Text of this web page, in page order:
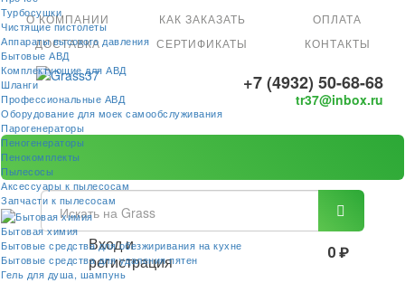
О КОМПАНИИ КАК ЗАКАЗАТЬ
ОПЛАТА
ДОСТАВКА
СЕРТИФИКАТЫ КОНТАКТЫ
+7 (4932) 50-68-68
tr37@inbox.ru
Турбосушки
Чистящие пистолеты
Аппараты высокого давления
Бытовые АВД
Комплектующие для АВД
Шланги
Профессиональные АВД
Оборудование для моек самообслуживания
Парогенераторы
Пеногенераторы
Пенокомплекты
Пылесосы
Аксессуары к пылесосам
Запчасти к пылесосам
Бытовая химия
Бытовые средства для обезжиривания на кухне
Бытовые средства для удаления пятен
Гель для душа, шампунь
Вход и
регистрация
0 ₽